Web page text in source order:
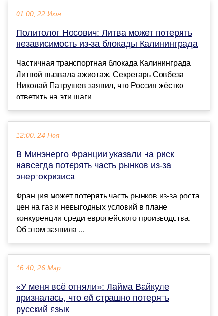
01:00, 22 Июн
Политолог Носович: Литва может потерять
независимость из-за блокады Калининграда
Частичная транспортная блокада Калининграда
Литвой вызвала ажиотаж. Секретарь Совбеза
Николай Патрушев заявил, что Россия жёстко
ответить на эти шаги...
12:00, 24 Ноя
В Минэнерго Франции указали на риск
навсегда потерять часть рынков из-за
энергокризиса
Франция может потерять часть рынков из-за роста
цен на газ и невыгодных условий в плане
конкуренции среди европейского производства.
Об этом заявила ...
16:40, 26 Мар
«У меня всё отняли»: Лайма Вайкуле
призналась, что ей страшно потерять
русский язык